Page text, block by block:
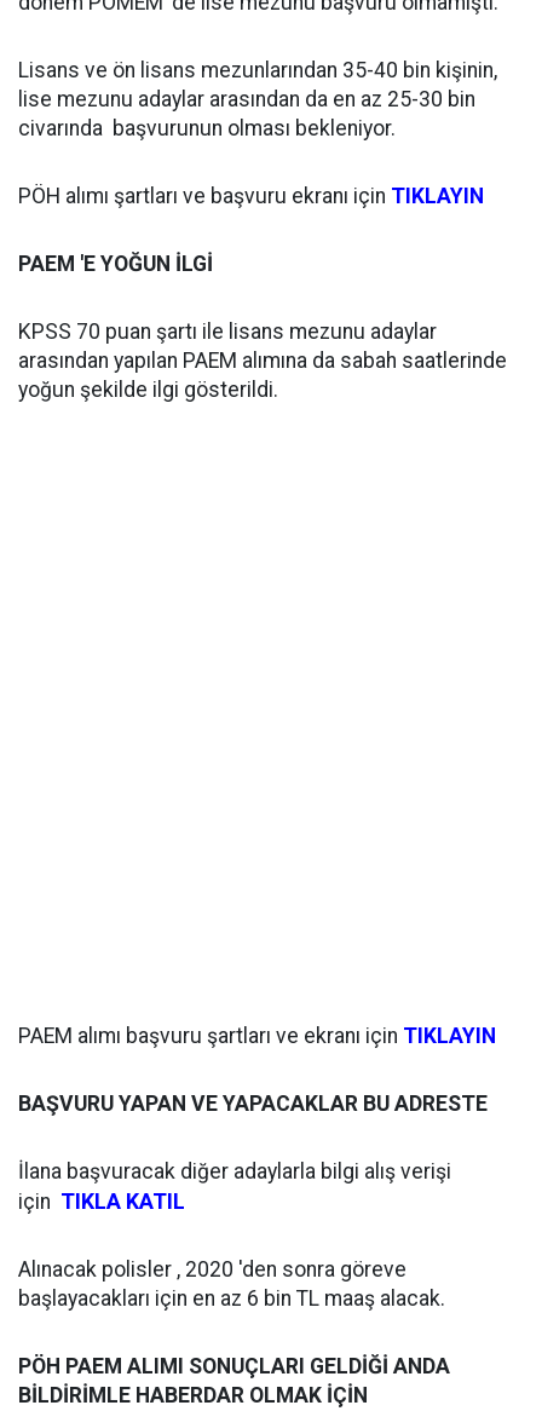
Lisans ve ön lisans mezunlarından 35-40 bin kişinin,
lise mezunu adaylar arasından da en az 25-30 bin
civarında başvurunun olması bekleniyor.
PÖH alımı şartları ve başvuru ekranı için TIKLAYIN
PAEM 'E YOĞUN İLGİ
KPSS 70 puan şartı ile lisans mezunu adaylar
arasından yapılan PAEM alımına da sabah saatlerinde
yoğun şekilde ilgi gösterildi.
PAEM alımı başvuru şartları ve ekranı için TIKLAYIN
BAŞVURU YAPAN VE YAPACAKLAR BU ADRESTE
İlana başvuracak diğer adaylarla bilgi alış verişi
için TIKLA KATIL
Alınacak polisler , 2020 'den sonra göreve
başlayacakları için en az 6 bin TL maaş alacak.
PÖH PAEM ALIMI SONUÇLARI GELDİĞİ ANDA
BİLDİRİMLE HABERDAR OLMAK İÇİN